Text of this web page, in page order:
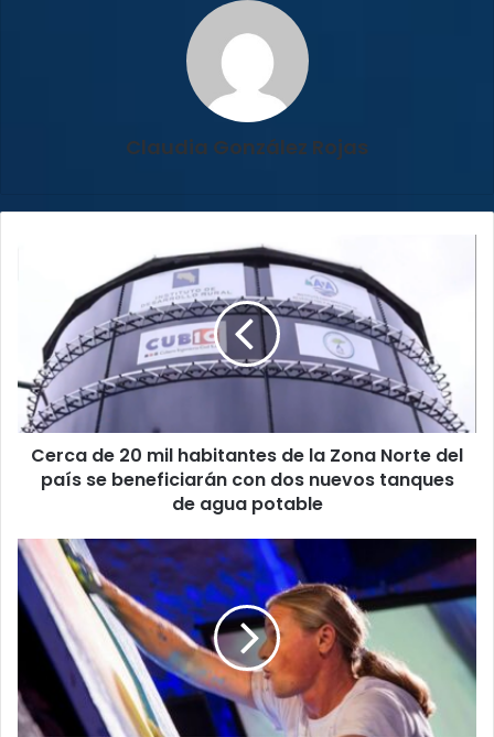
Claudia González Rojas
habitantes
la
Zona
Norte
del
país
con
dos
nuevos
tanques
agua
potable
Cerca de 20 mil habitantes de la Zona Norte del
país se beneficiarán con dos nuevos tanques
de agua potable
¿Le
apasiona
el
arte?
Obras
artista
plástico